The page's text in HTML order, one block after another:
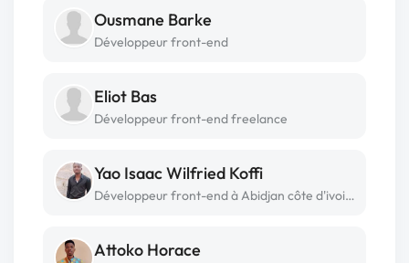
Ousmane Barke
Développeur front-end
Eliot Bas
Développeur front-end freelance
Yao Isaac Wilfried Koffi
Développeur front-end à Abidjan côte d'ivoire
Attoko Horace